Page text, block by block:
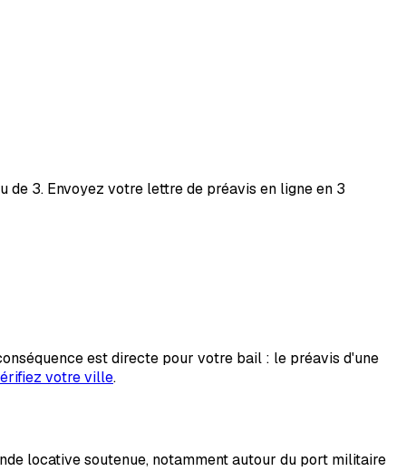
de 3. Envoyez votre lettre de préavis en ligne en 3
est directe pour votre bail : le préavis d'une
votre ville.
locative soutenue, notamment autour du port militaire